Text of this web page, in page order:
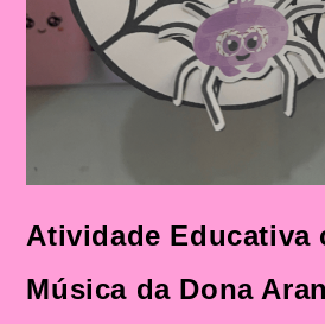
Atividade Educativa
Música da Dona